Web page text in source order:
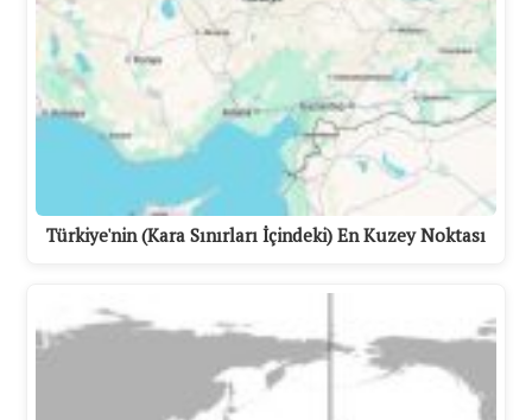
Türkiye'nin (Kara Sınırları İçindeki) En Kuzey Noktası